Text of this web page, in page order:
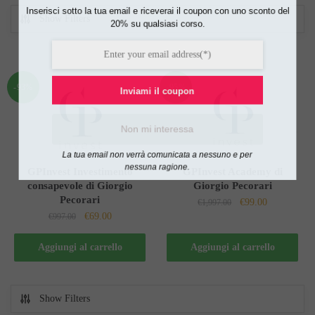
-93%
GPInvest Investimento
consapevole di Giorgio
Pecorari
€997.00
Il
prezzo
originale
era:
€69.00Il
prezzo
attuale
è:
Aggiungi al carrello
-95%
GPInvest Academy di
Giorgio Pecorari
€1,997.00
Il
originale
era:
€1,997.00.
€99.00Il
attuale
è:
€99.00.
Aggiungi al carrello
Show Filters
Inserisci sotto la tua email e riceverai il coupon con uno sconto del
20% su qualsiasi corso.
Inviami il coupon
Non mi interessa
La tua email non verrà comunicata a nessuno e per
nessuna ragione.